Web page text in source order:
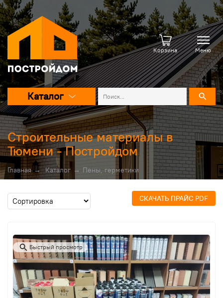
Корзина Меню
Каталог
Строительные материалы в
Тюмени - Постройдом
Главная → Каталог → Пены, герметики
СКАЧАТЬ ПРАЙС PDF
Быстрый просмотр